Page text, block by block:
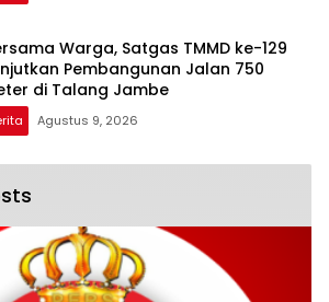
Warga, Satgas TMMD ke-129
Pembangunan Jalan 750
di Talang Jambe
Agustus 9, 2026